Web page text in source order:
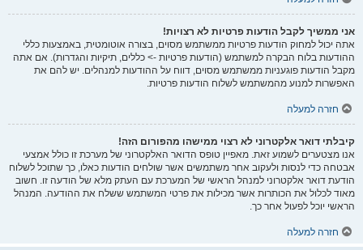
אני ממשיך לקבל הודעות פרטיות לא רצויות!
אתה יכול למחוק הודעות פרטיות ממשתמש מסוים, בצורה אוטומטית, באמצעות כללי
ההודעות בלוח הבקרה למשתמש (הודעות פרטיות -> כללים, תיקיות והגדרות). אם אתה
מקבל הודעות פוגעניות ממשתמש מסוים, דווח על ההודעות למנהלים. יש להם את
האפשרות למנוע מהמשתמש לשלוח הודעות פרטיות.
חזרה למעלה
קיבלתי דואר אלקטרוני לא רצוי ממישהו מהפורום הזה!
אנו מצטערים לשמוע זאת. מאפיין טופס הדואר האלקטרוני של מערכת זו כולל אמצעי
אבטחה כדי לנסות ולעקוב אחר משתמשים אשר שולחים הודעות כאלו, כך שתוכל לשלוח
הודעת דואר אלקטרוני למנהל הראשי של המערכת עם העתק מלא של הודעה זו. חשוב
מאוד לכלול את הכותרות אשר מכילות את פרטי המשתמש ששלח את ההודעה. המנהל
הראשי יוכל לפעול אחר כך.
חזרה למעלה